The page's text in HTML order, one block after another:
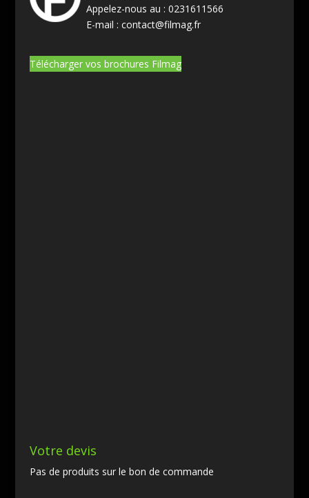
Appelez-nous au : 0231611566
E-mail : contact@filmag.fr
Télécharger vos brochures Filmag
Votre devis
Pas de produits sur le bon de commande